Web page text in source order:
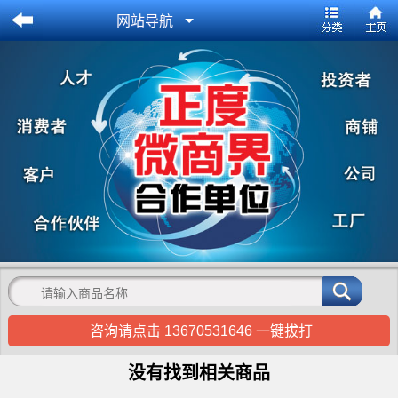
网站导航
咨询请点击 13670531646 一键拔打
没有找到相关商品